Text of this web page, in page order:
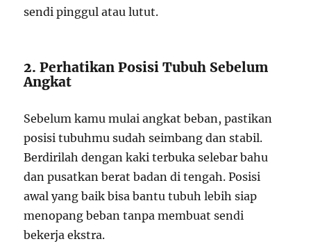
sendi pinggul atau lutut.
2. Perhatikan Posisi Tubuh Sebelum
Angkat
Sebelum kamu mulai angkat beban, pastikan
posisi tubuhmu sudah seimbang dan stabil.
Berdirilah dengan kaki terbuka selebar bahu
dan pusatkan berat badan di tengah. Posisi
awal yang baik bisa bantu tubuh lebih siap
menopang beban tanpa membuat sendi
bekerja ekstra.